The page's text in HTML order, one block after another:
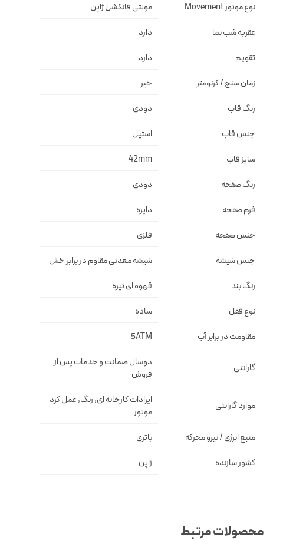
نوع موتور Movement مولتی فانکشن ژاپن
عقربه شب نما دارد
تقویم دارد
زمان سنج / کرنومتر خیر
رنگ قاب دودى
جنس قاب استيل
سایز قاب 42mm
رنگ صفحه دودى
فرم صفحه دايره
جنس صفحه فلزى
جنس شیشه شيشه معدنى مقاوم در برابر خش
رنگ بند قهوه اى تيره
نوع قفل ساده
مقاومت در برابر آب 5ATM
گارانتی
دوسال ضمانت و خدمات پس از
فروش
موارد گارانتی
ایرادات کارخانه ای, رنگ, عمل کرد
موتور
منبع انرژی / نیرو محرکه باتری
کشور سازنده ژاپن
محصولات مرتبط